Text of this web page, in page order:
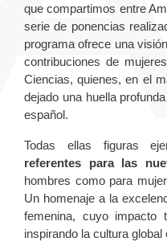
que compartimos entre
serie de ponencias
programa ofrece una
contribuciones de
Ciencias, quienes, en el
dejado una huella
español.
Todas ellas figuras
referentes para las
hombres como para
Un homenaje a la
femenina, cuyo impacto
inspirando la cultura global